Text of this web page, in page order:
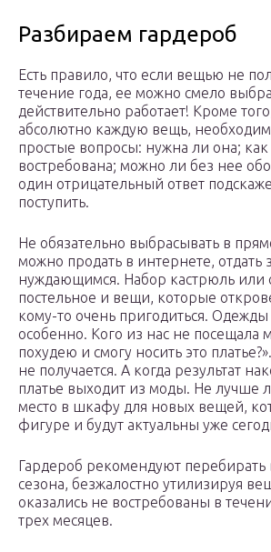
Разбираем гардероб
Есть правило, что если вещью не
течение года, ее можно смело
действительно работает! Кроме
абсолютно каждую вещь,
простые вопросы: нужна ли она; как
востребована; можно ли без нее
один отрицательный ответ
поступить.
Не обязательно выбрасывать в
можно продать в интернете,
нуждающимся. Набор кастрюль или
постельное и вещи, которые
кому-то очень пригодиться. Одежды
особенно. Кого из нас не посещала
похудею и смогу носить это
не получается. А когда результат
платье выходит из моды. Не лучше
место в шкафу для новых вещей,
фигуре и будут актуальны уже
Гардероб рекомендуют перебирать
сезона, безжалостно утилизируя
оказались не востребованы в
трех месяцев.